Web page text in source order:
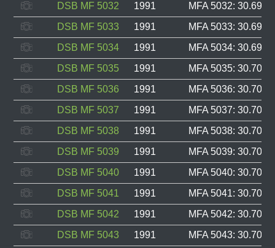
DSB MF 5032
1991
MFA 5032:
DSB MF 5033
1991
MFA 5033:
DSB MF 5034
1991
MFA 5034:
DSB MF 5035
1991
MFA 5035:
DSB MF 5036
1991
MFA 5036:
DSB MF 5037
1991
MFA 5037:
DSB MF 5038
1991
MFA 5038:
DSB MF 5039
1991
MFA 5039:
DSB MF 5040
1991
MFA 5040:
DSB MF 5041
1991
MFA 5041:
DSB MF 5042
1991
MFA 5042:
DSB MF 5043
1991 MFA 5043: